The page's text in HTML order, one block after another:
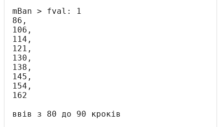
mBan > fval: 1
86,
106,
114,
121,
130,
138,
145,
154,
162
ввів з 80 до 90 кроків